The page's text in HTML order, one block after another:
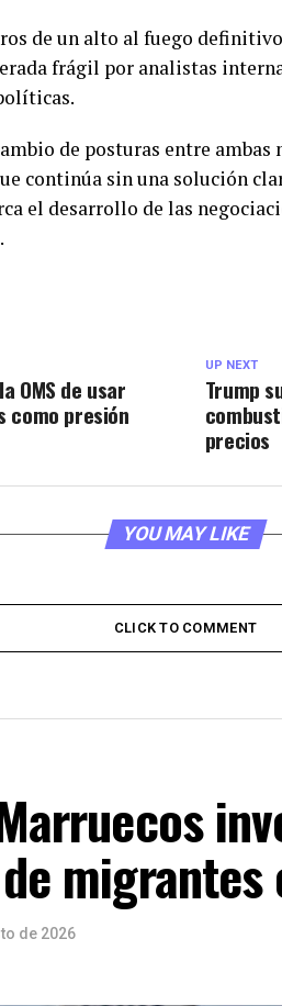
de un alto al fuego
frágil por analistas
de posturas entre ambas
continúa sin una solución
el desarrollo de las
UP NEXT
Trump
precios
OMS de usar
como presión
YOU MAY LIKE
CLICK TO COMMENT
migrantes
de 2026